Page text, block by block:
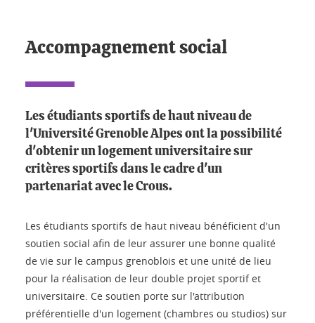
Accompagnement social
Les étudiants sportifs de haut niveau de
l'Université Grenoble Alpes ont la possibilité
d'obtenir un logement universitaire sur
critères sportifs dans le cadre d'un
partenariat avec le Crous.
Les étudiants sportifs de haut niveau bénéficient d'un
soutien social afin de leur assurer une bonne qualité
de vie sur le campus grenoblois et une unité de lieu
pour la réalisation de leur double projet sportif et
universitaire. Ce soutien porte sur l'attribution
préférentielle d'un logement (chambres ou studios) sur